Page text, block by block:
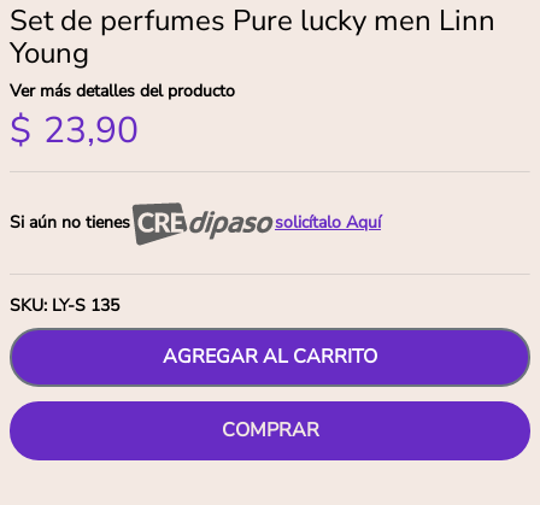
Set de perfumes Pure lucky men Linn
Young
Ver más detalles del producto
$ 23,90
Si aún no tienes solicítalo Aquí
SKU: LY-S 135
AGREGAR AL CARRITO
COMPRAR